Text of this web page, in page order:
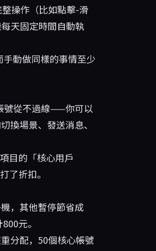
操作（比如點擊-滑
天固定時間自動執
動做同樣的事情至少
號從不過線——你可以
換場景、發送消息、
目的「核心用戶
了折扣。
，其他暫停節省成
元。
分配，50個核心帳號